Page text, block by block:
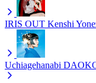
IRIS OUT Kenshi
Uchiagehanabi